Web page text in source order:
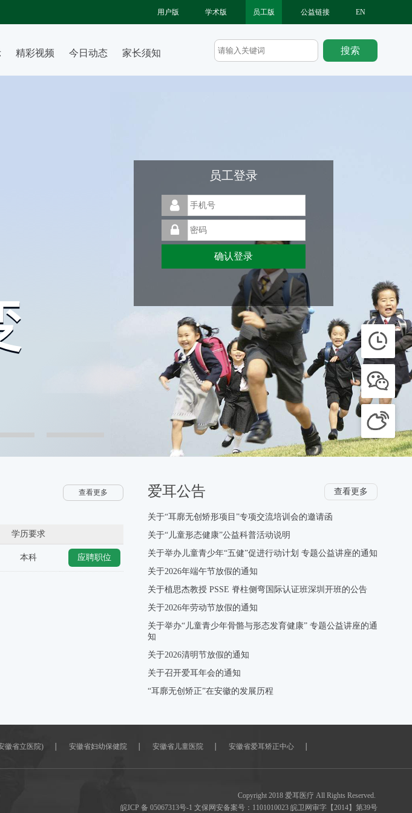
用户版 学术版 员工版 公益链接 EN
精彩视频 今日动态 家长须知
员工登录
确认登录
查看更多
学历要求
本科 应聘职位
爱耳公告 查看更多
关于“耳廓无创矫形项目”专项交流培训会的邀请函
关于“儿童形态健康”公益科普活动说明
关于举办儿童青少年“五健”促进行动计划 专题公益讲座的通知
关于2026年端午节放假的通知
关于植思杰教授 PSSE 脊柱侧弯国际认证班深圳开班的公告
关于2026年劳动节放假的通知
关于举办“儿童青少年骨骼与形态发育健康” 专题公益讲座的通
知
关于2026清明节放假的通知
关于召开爱耳年会的通知
“耳廓无创矫正”在安徽的发展历程
徽省立医院) 安徽省妇幼保健院 安徽省儿童医院 安徽省爱耳矫正中心
Copyright 2018 爱耳医疗 All Rights Reserved.
皖ICP 备 05067313号-1 文保网安备案号：1101010023 皖卫网审字【2014】第39号